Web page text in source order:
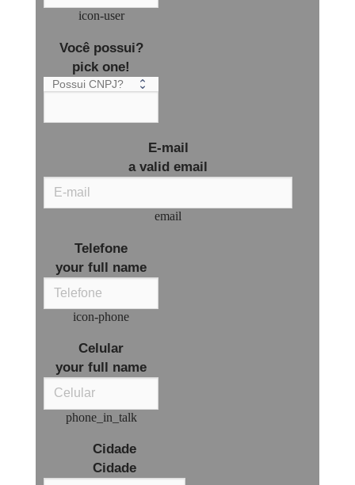
icon-user
Você possui?
pick one!
E-mail
a valid email
email
Telefone
your full name
icon-phone
Celular
your full name
phone_in_talk
Cidade
Cidade